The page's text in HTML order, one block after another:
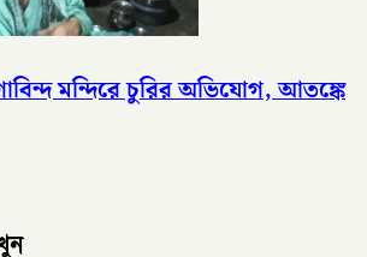
মন্দিরে চুরির অভিযোগ, আতঙ্কে